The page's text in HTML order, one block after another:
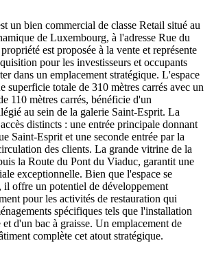
un bien commercial de classe Retail situé au
de Luxembourg, à l'adresse Rue du
est proposée à la vente et représente
pour les investisseurs et occupants
dans un emplacement stratégique. L'espace
superficie totale de 310 mètres carrés avec un
110 mètres carrés, bénéficie d'un
au sein de la galerie Saint-Esprit. La
distincts : une entrée principale donnant
Saint-Esprit et une seconde entrée par la
des clients. La grande vitrine de la
la Route du Pont du Viaduc, garantit une
exceptionnelle. Bien que l'espace se
il offre un potentiel de développement
pour les activités de restauration qui
spécifiques tels que l'installation
d'un bac à graisse. Un emplacement de
complète cet atout stratégique.